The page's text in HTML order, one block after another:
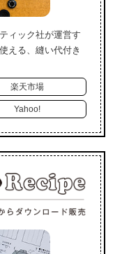
ィック社が運営す
える、縫い代付き
楽天市場
Yahoo!